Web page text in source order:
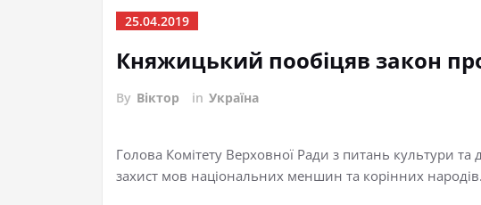
25.04.2019
Княжицький пообіцяв закон
By Віктор in Україна
Голова Комітету Верховної Ради з питань культури
захист мов національних меншин та корінних народів.